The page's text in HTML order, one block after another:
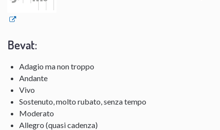
Bevat:
Adagio ma non troppo
Andante
Vivo
Sostenuto, molto rubato, senza tempo
Moderato
Allegro (quasi cadenza)